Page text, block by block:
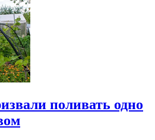
поливать одно